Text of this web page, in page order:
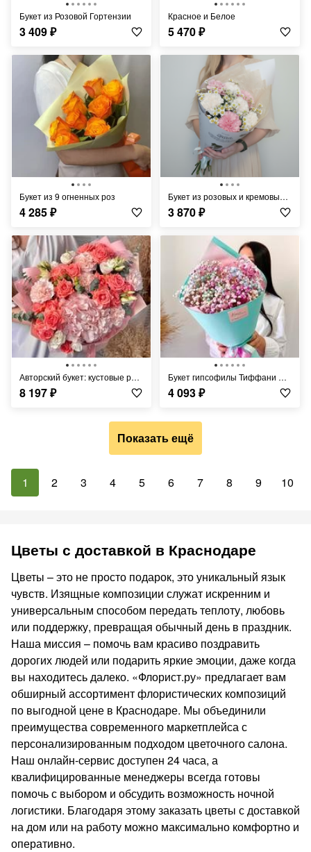
Букет из Розовой Гортензии
3 409₽
Красное и Белое
5 470₽
Букет из 9 огненных роз
4 285₽
Букет из розовых и кремовых гвоздик с полевыми ромашками
3 870₽
Авторский букет: кустовые розы, гортензия, диантус, эустома, эвкалипт
8 197₽
Букет гипсофилы Тиффани Размер S
4 093₽
Показать ещё
1 2 3 4 5 6 7 8 9 10
Цветы с доставкой в Краснодаре
Цветы – это не просто подарок, это уникальный язык
чувств. Изящные композиции служат искренним и
универсальным способом передать теплоту, любовь
или поддержку, превращая обычный день в праздник.
Наша миссия – помочь вам красиво поздравить
дорогих людей или подарить яркие эмоции, даже когда
вы находитесь далеко. «Флорист.ру» предлагает вам
обширный ассортимент флористических композиций
по выгодной цене в Краснодаре. Мы объединили
преимущества современного маркетплейса с
персонализированным подходом цветочного салона.
Наш онлайн-сервис доступен 24 часа, а
квалифицированные менеджеры всегда готовы
помочь с выбором и обсудить возможность ночной
логистики. Благодаря этому заказать цветы с доставкой
на дом или на работу можно максимально комфортно и
оперативно.